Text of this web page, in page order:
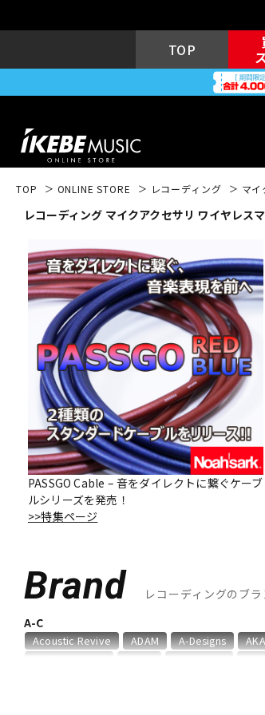
TOP
キーボード
DJ機器
中古
TOP ONLINE STORE レコーディング マイ
レコーディング マイクアクセサリ ワイヤレス
PASSGO Cable – 音をダイレクトに繋ぐケーブ
ルシリーズを発売！
>>特集ページ
Brand レコーディングのブラ
A-C
Acoustic Revive ADAM A-Designs